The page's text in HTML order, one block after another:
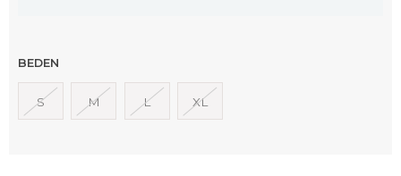
BEDEN
S M L XL